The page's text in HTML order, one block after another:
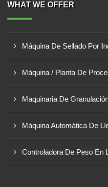
WHAT WE OFFER
Máquina De Sellado Por
Máquina / Planta De
Maquinaria De
Máquina Automática De
Controladora De Peso En